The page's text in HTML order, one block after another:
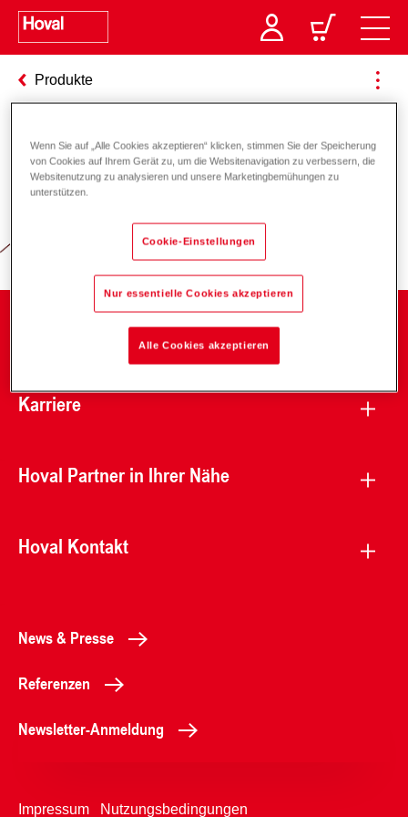
Produkte
Verantwortung für Energie und
Karriere
Hoval Partner in Ihrer Nähe
Hoval Kontakt
News & Presse
Referenzen
Newsletter-Anmeldung
Impressum Nutzungsbedingungen
Wenn Sie auf „Alle Cookies akzeptieren“ klicken, stimmen Sie der Speicherung
von Cookies auf Ihrem Gerät zu, um die Websitenavigation zu verbessern, die
Websitenutzung zu analysieren und unsere Marketingbemühungen zu
unterstützen.
Cookie-Einstellungen
Nur essentielle Cookies akzeptieren
Alle Cookies akzeptieren